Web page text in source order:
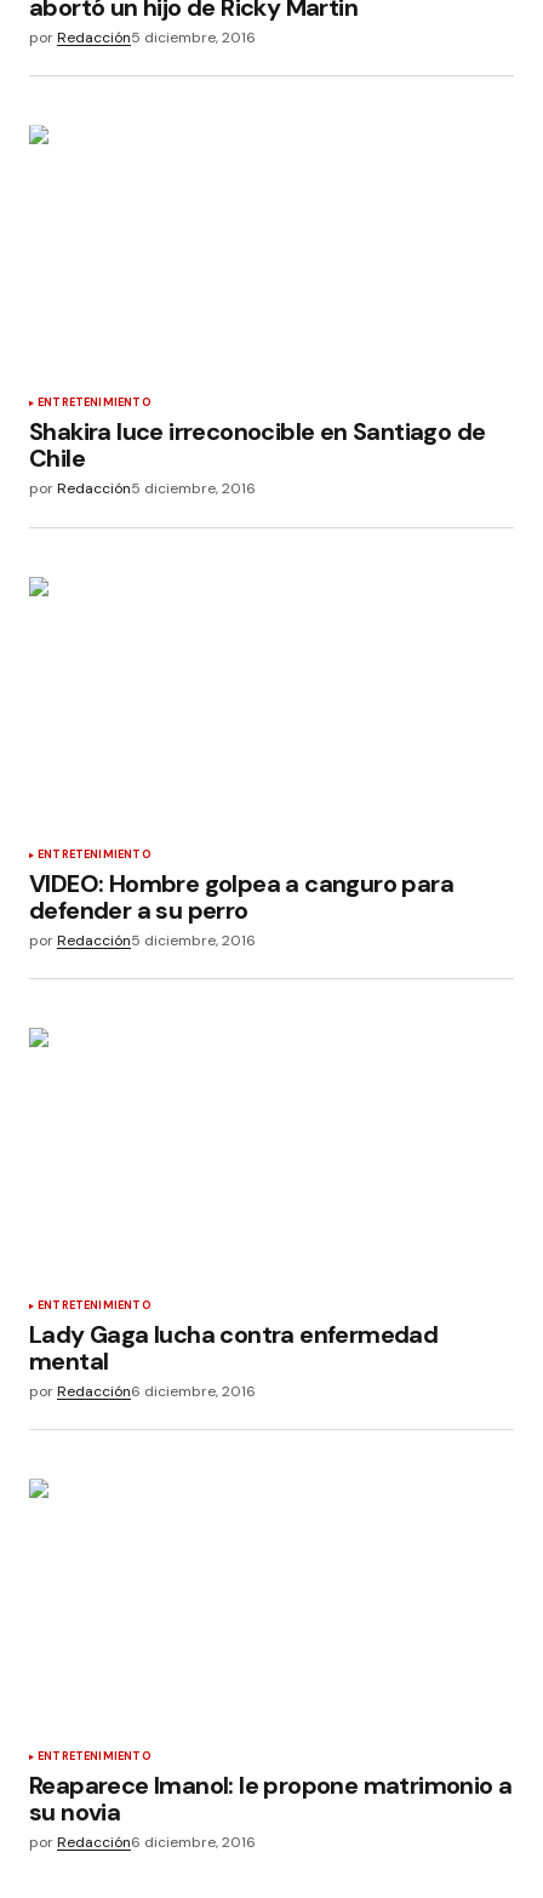
abortó un hijo de Ricky Martin
porRedacción5 diciembre, 2016
ENTRETENIMIENTO
Shakira luce irreconocible en Santiago de
Chile
porRedacción5 diciembre, 2016
ENTRETENIMIENTO
VIDEO: Hombre golpea a canguro para
defender a su perro
porRedacción5 diciembre, 2016
ENTRETENIMIENTO
Lady Gaga lucha contra enfermedad
mental
porRedacción6 diciembre, 2016
ENTRETENIMIENTO
Reaparece Imanol: le propone matrimonio a
su novia
porRedacción6 diciembre, 2016